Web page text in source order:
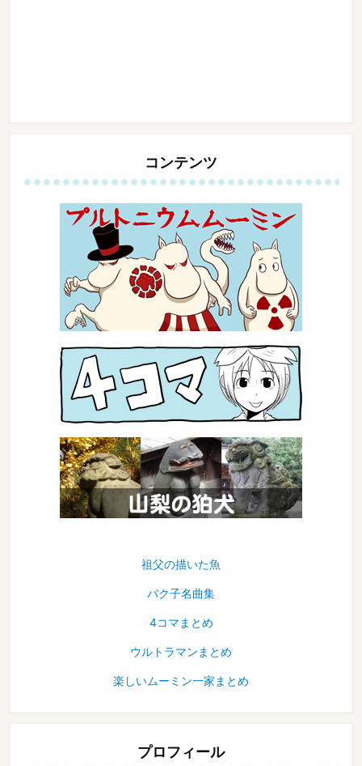
コンテンツ
祖父の描いた魚
バク子名曲集
4コマまとめ
ウルトラマンまとめ
楽しいムーミン一家まとめ
プロフィール